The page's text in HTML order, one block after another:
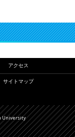
アクセス
サイトマップ
University